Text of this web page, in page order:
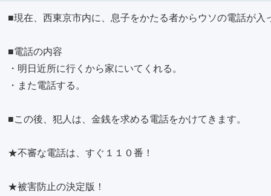
■現在、西東京市内に、息子をかたる者からウソの電話が入
■電話の内容
・明日近所に行くから家にいてくれる。
・また電話する。
■この後、犯人は、金銭を求める電話をかけてきます。
★不審な電話は、すぐ１１０番！
★被害防止の決定版！